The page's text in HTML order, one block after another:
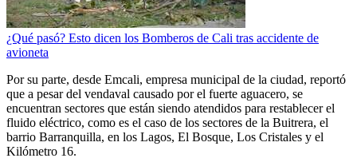
¿Qué pasó? Esto dicen los Bomberos de Cali tras accidente de
avioneta
Por su parte, desde Emcali, empresa municipal de la ciudad, reportó
que a pesar del vendaval causado por el fuerte aguacero, se
encuentran sectores que están siendo atendidos para restablecer el
fluido eléctrico, como es el caso de los sectores de la Buitrera, el
barrio Barranquilla, en los Lagos, El Bosque, Los Cristales y el
Kilómetro 16.